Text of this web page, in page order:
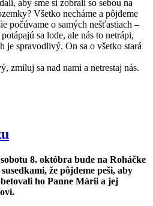
aby sme si zobrali so sebou na
Všetko necháme a pôjdeme
počúvame o samých nešťastiach –
sa lode, ale nás to netrápi,
je spravodlivý. On sa o všetko stará
zmiluj sa nad nami a netrestaj nás.
8. októbra bude na Roháčke
že pôjdeme peši, aby
ho Panne Márii a jej